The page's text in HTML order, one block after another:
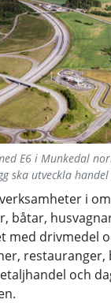
E6 i Munkedal
ska utveckla
i
båtar,
med drivmedel
restauranger,
och